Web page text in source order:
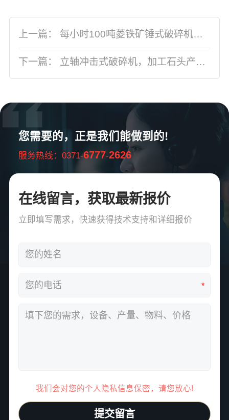
上一篇： 每小时100吨菱铁矿锤式破碎机，厂家不断创新赢市场
下一篇： 立轴冲击式破碎机，加工石头产量高
您需要的，正是我们能做到的!
服务热线：0371-6777-2626
在线留言，获取最新报价
立即填写需求，快速获得技术支持和详细报价
*
我们会对您的个人隐私信息保密，请您放心!
提交留言